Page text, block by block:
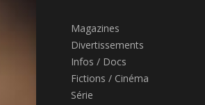
Magazines
Divertissements
Infos / Docs
Fictions / Cinéma
Série